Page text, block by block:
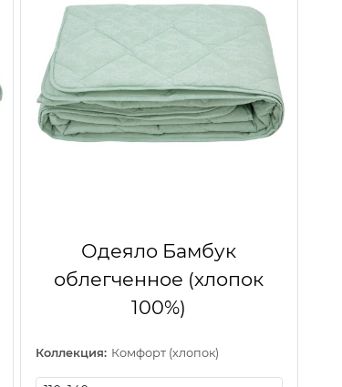
Одеяло Бамбук
облегченное (хлопок
100%)
Коллекция: Комфорт (хлопок)